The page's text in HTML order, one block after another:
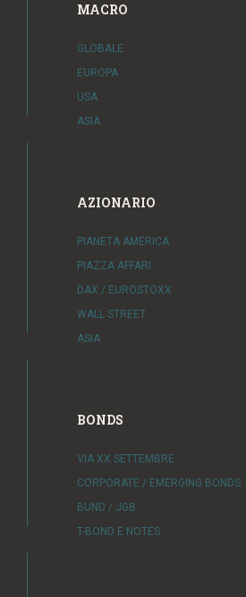
MACRO
GLOBALE
EUROPA
USA
ASIA
AZIONARIO
PIANETA AMERICA
PIAZZA AFFARI
DAX / EUROSTOXX
WALL STREET
ASIA
BONDS
VIA XX SETTEMBRE
CORPORATE / EMERGING BONDS
BUND / JGB
T-BOND E NOTES